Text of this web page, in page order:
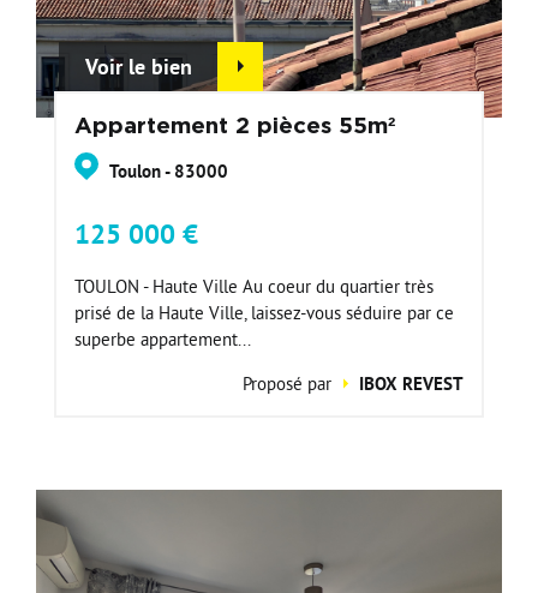
Voir le bien
Appartement 2 pièces 55m²
Toulon - 83000
125 000 €
TOULON - Haute Ville Au coeur du quartier très
prisé de la Haute Ville, laissez-vous séduire par ce
superbe appartement...
Proposé par
IBOX REVEST